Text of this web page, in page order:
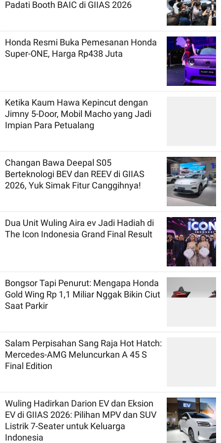
Padati Booth BAIC di GIIAS 2026
Honda Resmi Buka Pemesanan Honda
Super-ONE, Harga Rp438 Juta
Ketika Kaum Hawa Kepincut dengan
Jimny 5-Door, Mobil Macho yang Jadi
Impian Para Petualang
Changan Bawa Deepal S05
Berteknologi BEV dan REEV di GIIAS
2026, Yuk Simak Fitur Canggihnya!
Dua Unit Wuling Aira ev Jadi Hadiah di
The Icon Indonesia Grand Final Result
Bongsor Tapi Penurut: Mengapa Honda
Gold Wing Rp 1,1 Miliar Nggak Bikin Ciut
Saat Parkir
Salam Perpisahan Sang Raja Hot Hatch:
Mercedes-AMG Meluncurkan A 45 S
Final Edition
Wuling Hadirkan Darion EV dan Eksion
EV di GIIAS 2026: Pilihan MPV dan SUV
Listrik 7-Seater untuk Keluarga
Indonesia